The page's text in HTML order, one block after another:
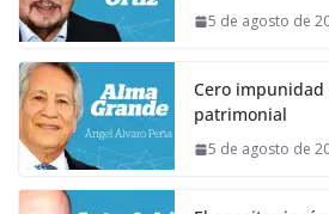
5 de agosto de
Cero
patrimonial
5 de agosto de